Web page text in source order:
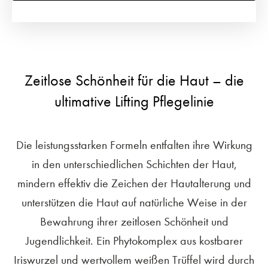
Zeitlose Schönheit für die Haut – die
ultimative Lifting Pflegelinie
Die leistungsstarken Formeln entfalten ihre Wirkung
in den unterschiedlichen Schichten der Haut,
mindern effektiv die Zeichen der Hautalterung und
unterstützen die Haut auf natürliche Weise in der
Bewahrung ihrer zeitlosen Schönheit und
Jugendlichkeit. Ein Phytokomplex aus kostbarer
Iriswurzel und wertvollem weißen Trüffel wird durch